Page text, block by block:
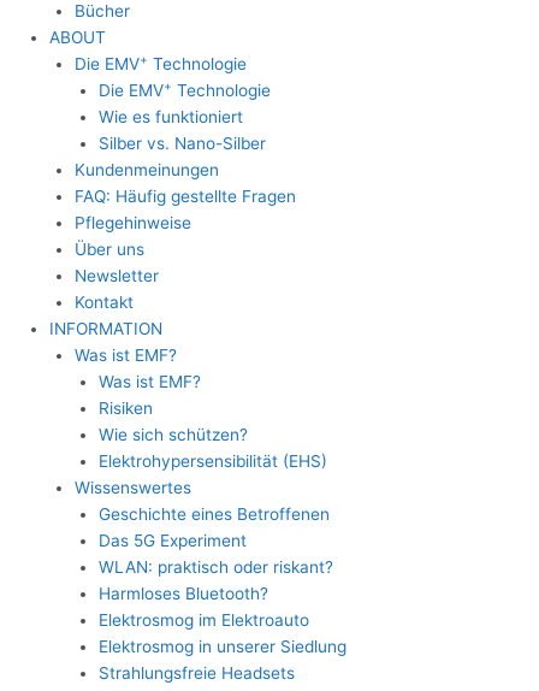
Bücher
ABOUT
Die EMV+ Technologie
Die EMV+ Technologie
Wie es funktioniert
Silber vs. Nano-Silber
Kundenmeinungen
FAQ: Häufig gestellte Fragen
Pflegehinweise
Über uns
Newsletter
Kontakt
INFORMATION
Was ist EMF?
Was ist EMF?
Risiken
Wie sich schützen?
Elektrohypersensibilität (EHS)
Wissenswertes
Geschichte eines Betroffenen
Das 5G Experiment
WLAN: praktisch oder riskant?
Harmloses Bluetooth?
Elektrosmog im Elektroauto
Elektrosmog in unserer Siedlung
Strahlungsfreie Headsets